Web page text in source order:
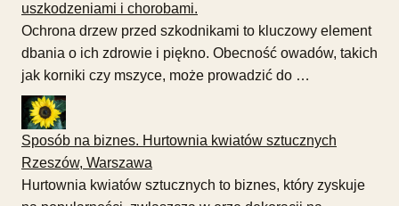
uszkodzeniami i chorobami.
Ochrona drzew przed szkodnikami to kluczowy element
dbania o ich zdrowie i piękno. Obecność owadów, takich
jak korniki czy mszyce, może prowadzić do …
Sposób na biznes. Hurtownia kwiatów sztucznych
Rzeszów, Warszawa
Hurtownia kwiatów sztucznych to biznes, który zyskuje